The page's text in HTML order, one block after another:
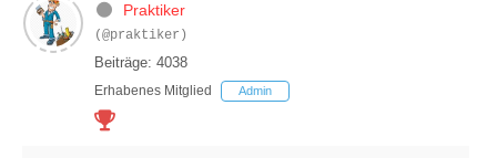
Praktiker
(@praktiker)
Beiträge: 4038
Erhabenes Mitglied Admin